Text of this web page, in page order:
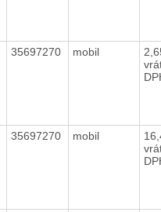
35697270 mobil
35697270 mobil